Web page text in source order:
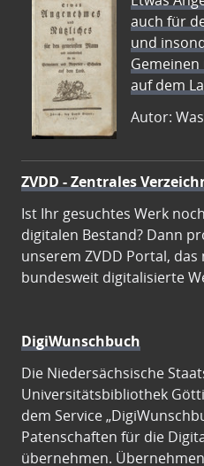
auch für
und
auf dem
Autor:
ZVDD - Zentrales
Ist Ihr gesuchtes Werk
digitalen Bestand? Dann
unserem ZVDD Portal, das
bundesweit digitalisierte
DigiWunschbuch
Die Niedersächsische
Universitätsbibliothek
dem Service
Patenschaften für die
übernehmen.